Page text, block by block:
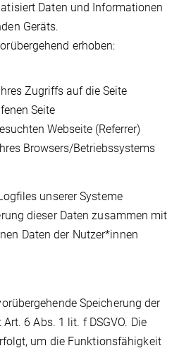
Daten und Informationen
Geräts.
erhoben:
Zugriffs auf die Seite
Seite
Webseite (Referrer)
Browsers/Betriebssystems
unserer Systeme
dieser Daten zusammen mit
Daten der Nutzer*innen
Speicherung der
6 Abs. 1 lit. f DSGVO. Die
um die Funktionsfähigkeit